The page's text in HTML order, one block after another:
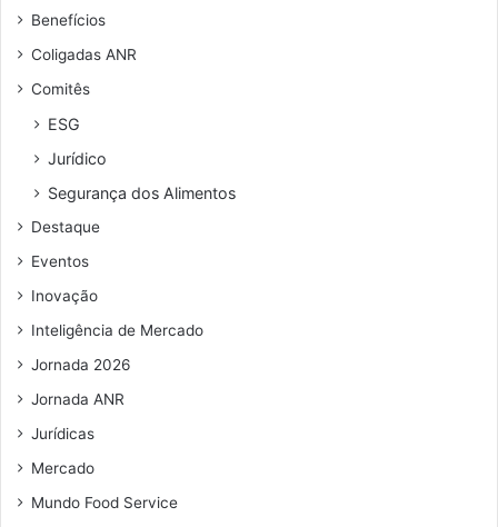
Benefícios
Coligadas ANR
Comitês
ESG
Jurídico
Segurança dos Alimentos
Destaque
Eventos
Inovação
Inteligência de Mercado
Jornada 2026
Jornada ANR
Jurídicas
Mercado
Mundo Food Service